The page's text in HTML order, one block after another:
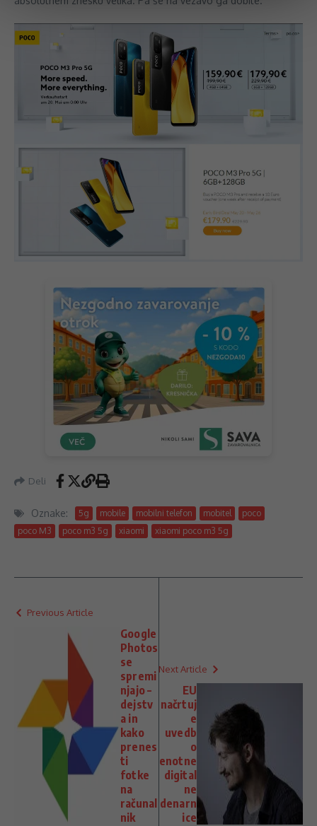
Deli
Oznake: 5g mobile mobilni telefon mobitel
poco
poco M3
poco m3 5g xiaomi xiaomi poco m3 5g
Previous Article
Google
Photos
se
spremi
njajo –
dejstv
a in
kako
prenes
ti
fotke
na
računal
nik
Next Article
EU
načrtuj
e
uvedb
o
enotne
digital
ne
denarn
ice